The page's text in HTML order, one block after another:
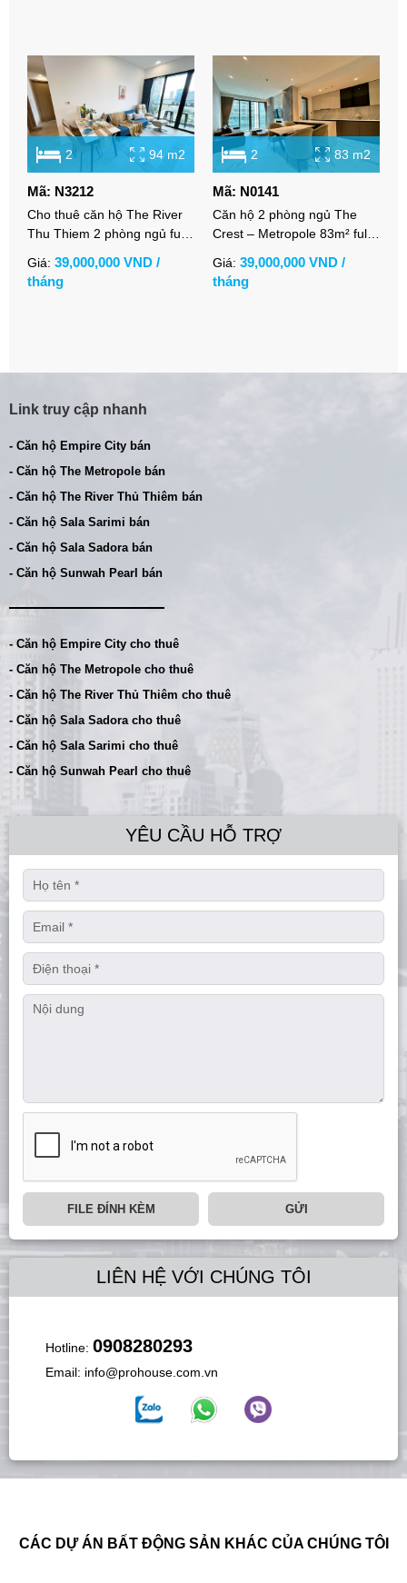
2 94 m2
Mã: N3212
Cho thuê căn hộ The River
Thu Thiem 2 phòng ngủ full
Giá: 39,000,000 VND /
tháng
2 83 m2
Mã: N0141
Căn hộ 2 phòng ngủ The
Crest – Metropole 83m² full
mát
Giá: 39,000,000 VND /
tháng
Link truy cập nhanh
- Căn hộ Empire City bán
- Căn hộ The Metropole bán
- Căn hộ The River Thủ Thiêm bán
- Căn hộ Sala Sarimi bán
- Căn hộ Sala Sadora bán
- Căn hộ Sunwah Pearl bán
- Căn hộ Empire City cho thuê
- Căn hộ The Metropole cho thuê
- Căn hộ The River Thủ Thiêm cho thuê
- Căn hộ Sala Sadora cho thuê
- Căn hộ Sala Sarimi cho thuê
- Căn hộ Sunwah Pearl cho thuê
YÊU CẦU HỖ TRỢ
FILE ĐÍNH KÈM GỬI
LIÊN HỆ VỚI CHÚNG TÔI
Hotline: 0908280293
Email: info@prohouse.com.vn
CÁC DỰ ÁN BẤT ĐỘNG SẢN KHÁC CỦA CHÚNG TÔI